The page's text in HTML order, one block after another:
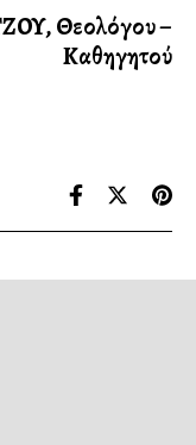
Θεολόγου –
Καθηγητού